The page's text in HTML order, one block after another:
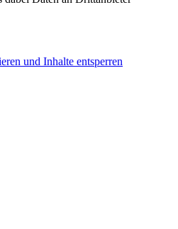
und Inhalte entsperren